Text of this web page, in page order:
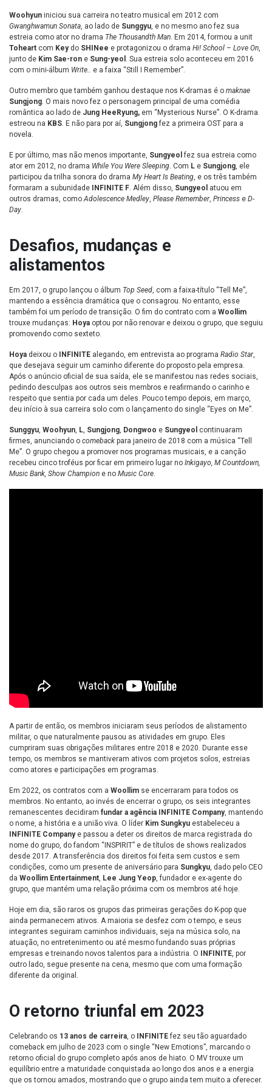
Woohyun iniciou sua carreira no teatro musical em 2012 com
Gwanghwamun Sonata, ao lado de Sunggyu, e no mesmo ano fez sua
estreia como ator no drama The Thousandth Man. Em 2014, formou a unit
Toheart com Key do SHINee e protagonizou o drama Hi! School – Love On,
junto de Kim Sae-ron e Sung-yeol . Sua estreia solo aconteceu em 2016
com o mini-álbum Write.. e a faixa “Still I Remember”.
Outro membro que também ganhou destaque nos K-dramas é o maknae
Sungjong. O mais novo fez o personagem principal de uma comédia
romântica ao lado de Jung HeeRyung, em “Mysterious Nurse”. O K-drama
estreou na KBS. E não para por aí, Sungjongfez a primeira OST para a
novela.
E por último, mas não menos importante, Sungyeolfez sua estreia como
ator em 2012, no drama While You Were Sleeping. Com L e Sungjong, ele
participou da trilha sonora do drama My Heart Is Beating, e os três também
formaram a subunidade
INFINITE F. Além disso, Sungyeol atuou em
outros dramas, comoAdolescence Medley, Please Remember, Princess e D-
Day.
Desafios, mudanças e
alistamentos
Em 2017, o grupo lançou o álbum Top Seed, com a faixa-título “Tell Me”,
mantendo a essência dramática que o consagrou. No entanto, esse
também foi um período de transição. O fim do contrato com a Woollim
trouxe mudanças: Hoya optou por não renovar e deixou o grupo, que seguiu
promovendo como sexteto.
Hoya deixou o INFINITE alegando, em entrevista ao programa Radio Star,
que desejava seguir um caminho diferente do proposto pela empresa.
Após o anúncio oficial de sua saída, ele se manifestou nas redes sociais,
pedindo desculpas aos outros seis membros e reafirmando o carinho e
respeito que sentia por cada um deles. Pouco tempo depois, em março,
deu início à sua carreira solo com o lançamento do single “Eyes on Me”.
Sunggyu, Woohyun, L, Sungjong, Dongwoo e Sungyeol continuaram
firmes, anunciando o comeback para janeiro de 2018 com a música “Tell
Me”. O grupo chegou a promover nos programas musicais, e a canção
recebeu cinco troféus por ficar em primeiro lugar no Inkigayo, M Countdown,
Music Bank, Show Champion e no Music Core.
A partir de então, os membros iniciaram seus períodos de alistamento
militar, o que naturalmente pausou as atividades em grupo. Eles
cumpriram suas obrigações militares entre 2018 e 2020. Durante esse
tempo, os membros se mantiveram ativos com projetos solos, estreias
como atores e participações em programas.
Em 2022, os contratos com a Woollim se encerraram para todos os
membros. No entanto, ao invés de encerrar o grupo, os seis integrantes
remanescentes decidiram fundar a agência INFINITE Company, mantendo
o nome, a história e a união viva. O líder Kim Sungkyu estabeleceu a
INFINITE Companye passou a deter os direitos de marca registrada do
nome do grupo, do fandom “INSPIRIT” e de títulos de shows realizados
desde 2017. A transferência dos direitos foi feita sem custos e sem
condições, como um presente de aniversário para Sungkyu, dado pelo CEO
da Woollim Entertainment, Lee Jung Yeop, fundador e ex-agente do
grupo, que mantém uma relação próxima com os membros até hoje.
Hoje em dia, são raros os grupos das primeiras gerações do K-pop que
ainda permanecem ativos. A maioria se desfez com o tempo, e seus
integrantes seguiram caminhos individuais, seja na música solo, na
atuação, no entretenimento ou até mesmo fundando suas próprias
empresas e treinando novos talentos para a indústria. O
INFINITE, por
outro lado, segue presente na cena, mesmo que com uma formação
diferente da original.
O retorno triunfal em 2023
Celebrando os 13 anos de carreira, o INFINITEfez seu tão aguardado
comeback em julho de 2023 com o single “New Emotions”, marcando o
retorno oficial do grupo completo após anos de hiato. O MV trouxe um
equilíbrio entre a maturidade conquistada ao longo dos anos e a energia
que os tornou amados, mostrando que o grupo ainda tem muito a oferecer.